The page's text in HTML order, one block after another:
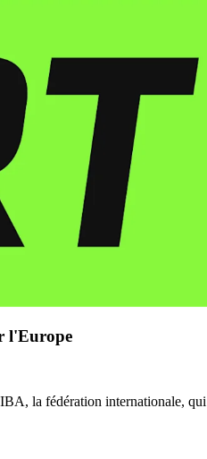
du 200m et du 400m quatre
l'Europe
la fédération internationale,